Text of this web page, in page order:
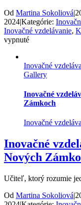
Od Martina Sokoliová|
2024|Kategórie:
Inovačné vzdelávanie,
vypnuténa
ZŠ
v
–
rozvoj
Skills“
Inovačné
Gallery
Inovačné
Zámkoch
Inovačné
Inovačné
Nových
Učiteľ, ktorý rozumie
Od Martina Sokoliová|